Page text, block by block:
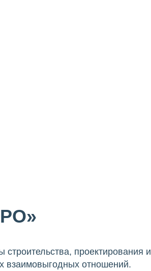
проектирования и
взаимовыгодных отношений.